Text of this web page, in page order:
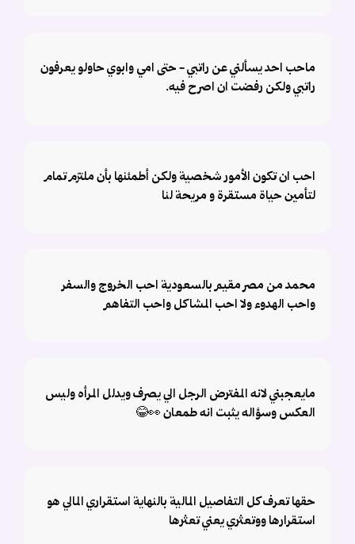
ماحب احد يسألني عن راتبي - حتى امي وابوي حاولو يعرفون
راتبي ولكن رفضت ان اصرح فيه.
احب ان تكون الأمور شخصية ولكن أطمئنها بأن ملتزم تمام
لتأمين حياة مستقرة و مريحة لنا
محمد من مصر مقيم بالسعودية احب الخروج والسفر
واحب الهدوء ولا احب المشاكل واحب التفاهم
مايعجبني لانه المفترض الرجل الي يصرف ويدلل المرأه وليس
العكس وسؤاله يثبت انه طمعان 👀😂
حقها تعرف كل التفاصيل المالية بالنهاية استقراري المالي هو
استقرارها ووتعثري يعني تعثرها